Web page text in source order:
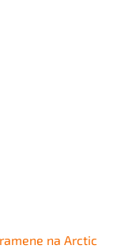
na Arctic